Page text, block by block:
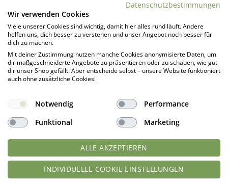
Datenschutzbestimmungen
Wir verwenden Cookies
Viele unserer Cookies sind wichtig, damit hier alles rund läuft. Andere
helfen uns, dich besser zu verstehen und unser Angebot noch besser für
dich zu machen.
Mit deiner Zustimmung nutzen manche Cookies anonymisierte Daten, um
dir maßgeschneiderte Angebote zu präsentieren oder zu schauen, wie gut
dir unser Shop gefällt. Aber entscheide selbst – unsere Website funktioniert
auch ohne zusätzliche Cookies!
Notwendig
Performance
Funktional
Marketing
ALLE AKZEPTIEREN
INDIVIDUELLE COOKIE EINSTELLUNGEN